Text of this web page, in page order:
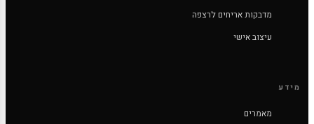
מדבקות אריחים לרצפה
עיצוב אישי
מידע
מאמרים